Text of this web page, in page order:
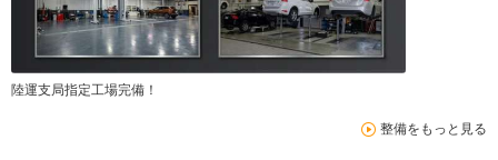
陸運支局指定工場完備！
整備をもっと見る